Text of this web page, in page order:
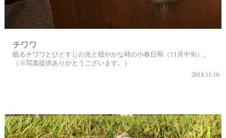
チワワ
眠るチワワとひとすじの光と穏やかな時の小春日和（11月中旬）。
（※写真提供ありがとうございます。）
2018.11.16